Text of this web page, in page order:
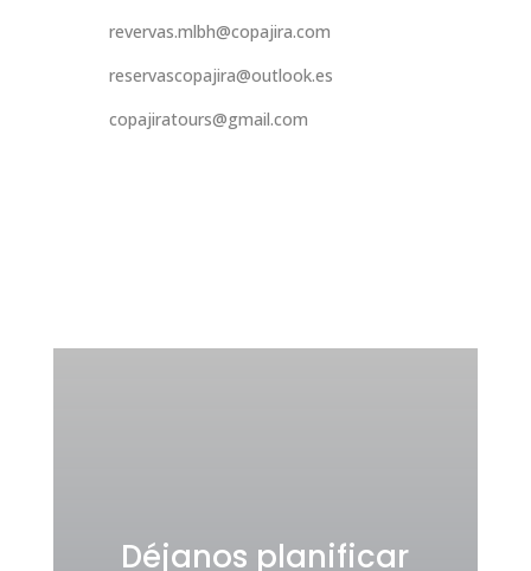
revervas.mlbh@copajira.com
reservascopajira@outlook.es
copajiratours@gmail.com
Déjanos planificar